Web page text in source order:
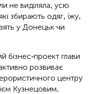
не виділяла, усю
збирають одяг, їжу,
у Донецьк чи
бізнес-проект глави
розвиває
центру
Кузнецовим.